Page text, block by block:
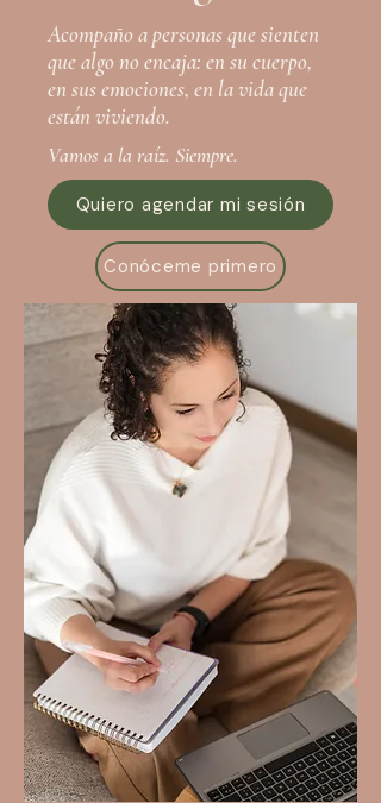
Acompaño a personas que sienten
que algo no encaja: en su cuerpo,
en sus emociones, en lavida que
están viviendo.
Vamos a la raíz. Siempre.
Quiero agendar mi sesión
Conóceme primero